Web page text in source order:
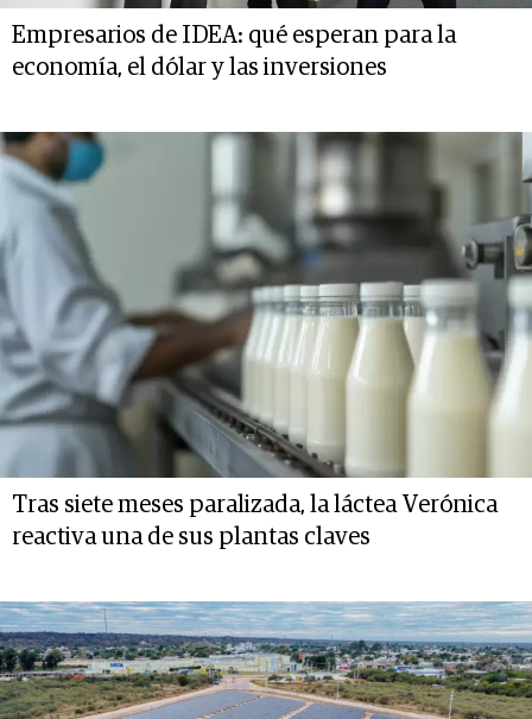
Empresarios de IDEA: qué esperan para la
economía, el dólar y las inversiones
Tras siete meses paralizada, la láctea Verónica
reactiva una de sus plantas claves